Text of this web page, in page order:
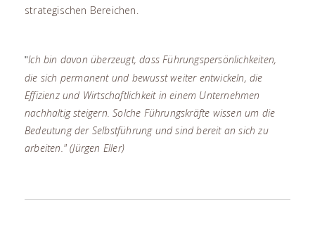
strategischen Bereichen.
"Ich bin davon überzeugt, dass Führungspersönlichkeiten,
die sich permanent und bewusst weiter entwickeln, die
Effizienz und Wirtschaftlichkeit in einem Unternehmen
nachhaltig steigern. Solche Führungskräfte wissen um die
Bedeutung der Selbstführung und sind bereit an sich zu
arbeiten." (Jürgen Eller)